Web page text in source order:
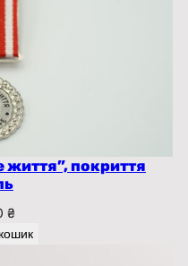
життя”, покриття
₴